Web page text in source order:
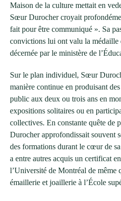
Maison de la culture mettait en
Sœur Durocher croyait
fait pour être communiqué ». Sa
convictions lui ont valu la médaille
décernée par le ministère de
Sur le plan individuel, Sœur
manière continue en produisant
public aux deux ou trois ans en
expositions solitaires ou en
collectives. En constante quête de
Durocher approfondissait souvent
des formations durant le cœur de
a entre autres acquis un certificat
l’Université de Montréal de même
émaillerie et joaillerie à l’École